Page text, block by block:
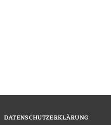
DATENSCHUTZERKLÄRUNG